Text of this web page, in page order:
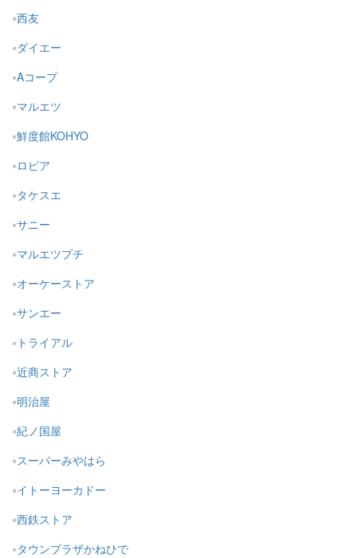
西友
ダイエー
Aコープ
マルエツ
鮮度館KOHYO
ロピア
タケスエ
サニー
マルエツプチ
オーケーストア
サンエー
トライアル
近商ストア
明治屋
紀ノ国屋
スーパーみやはら
イトーヨーカドー
西鉄ストア
タウンプラザかねひで